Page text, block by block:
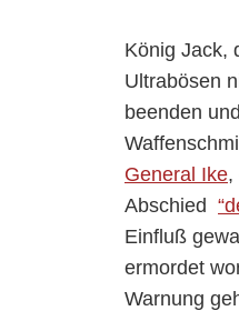
König Jack,
Ultrabösen
beenden
General Ike,
Abschied
Einfluß
ermordet
Warnung